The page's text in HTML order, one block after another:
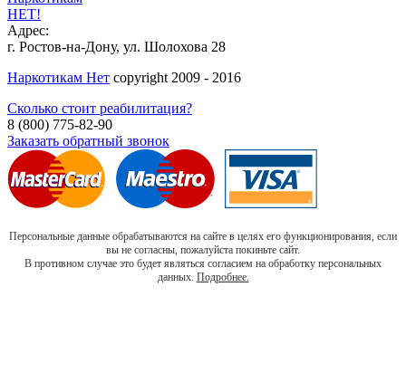
НЕТ!
Адрес:
г. Ростов-на-Дону, ул. Шолохова 28
Наркотикам Нет copyright 2009 - 2016
Сколько стоит реабилитация?
8 (800) 775-82-90
Заказать обратный звонок
Персональные данные обрабатываются на сайте в целях его функционирования, если
вы не согласны, пожалуйста покиньте сайт.
В противном случае это будет являться согласием на обработку персональных
данных. Подробнее.